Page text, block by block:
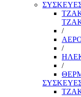
/
/
/